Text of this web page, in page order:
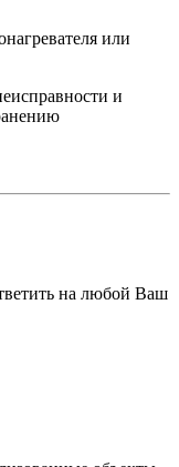
или
и
на любой Ваш